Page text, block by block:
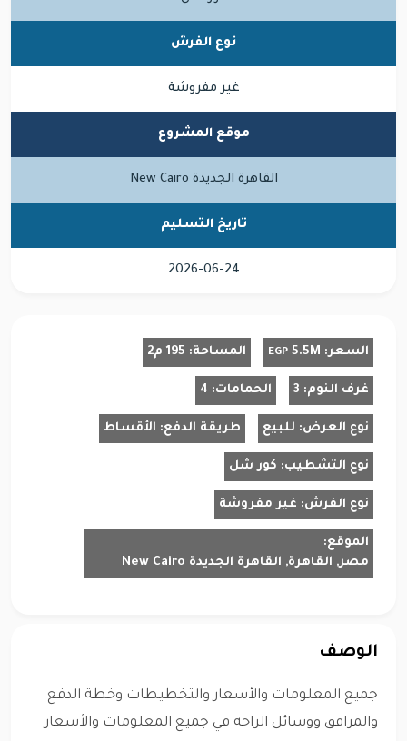
نوع الفرش
غير مفروشة
موقع المشروع
القاهرة الجديدة New Cairo
تاريخ التسليم
2026-06-24
السعر: 5.5M
EGP المساحة: 195 م2
غرف النوم: 3 الحمامات: 4
نوع العرض: للبيع طريقة الدفع: الأقساط
نوع التشطيب: كور شل
نوع الفرش: غير مفروشة
الموقع:
مصر, القاهرة, القاهرة الجديدة New Cairo
الوصف
جميع المعلومات والأسعار والتخطيطات وخطة الدفع
والمرافق ووسائل الراحة في جميع المعلومات والأسعار